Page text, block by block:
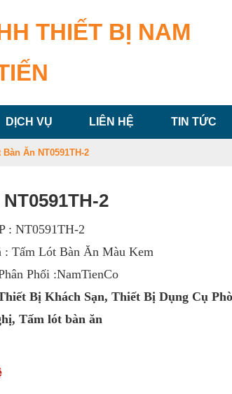
THIẾT BỊ NAM
DỊCH VỤ LIÊN HỆ TIN TỨC
Ăn NT0591TH-2
2
:NT0591TH-2
: Tấm Lót Bàn Ăn Màu Kem
Phối :NamTienCo
Bị Khách Sạn,Thiết Bị Dụng Cụ
,Tấm lót bàn ăn